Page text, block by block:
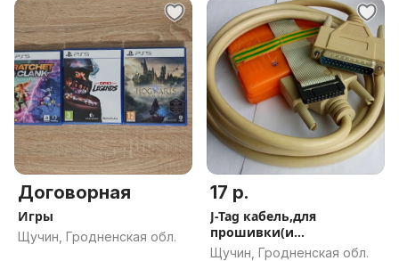
Договорная
Игры
Щучин, Гродненская обл.
17 р.
J-Tag кабель,для
прошивки(и
восстановления)
Щучин, Гродненская обл.